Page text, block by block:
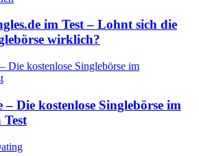
im Test – Lohnt sich die
wirklich?
– Die kostenlose Singlebörse im